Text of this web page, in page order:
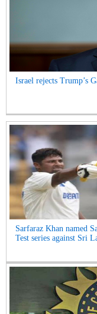
Israel rejects Trump’s
Sarfaraz Khan named
Test series against Sri